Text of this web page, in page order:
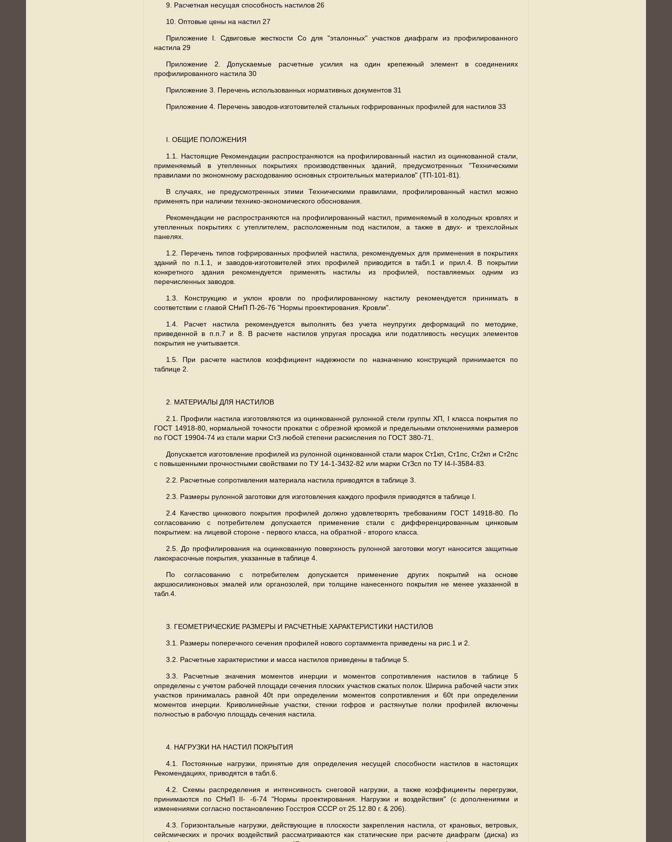
9. Расчетная несущая способность настилов 26
10. Оптовые цены на настил 27
Приложение I. Сдвиговые жесткости Со для "эталонных" участков диафрагм из профилированного
настила 29
Приложение 2. Допускаемые расчетные усилия на один крепежный элемент в соединениях
профилированного настила 30
Приложение 3. Перечень использованных нормативных документов 31
Приложение 4. Перечень заводов-изготовителей стальных гофрированных профилей для настилов 33
I. ОБЩИЕ ПОЛОЖЕНИЯ
1.1. Настоящие Рекомендации распространяются на профилированный настил из оцинкованной стали,
применяемый в утепленных покрытиях производственных зданий, предусмотренных "Техническими
правилами по экономному расходованию основных строительных материалов" (ТП-101-81).
В случаях, не предусмотренных этими Техническими правилами, профилированный настил можно
применять при наличии технико-экономического обоснования.
Рекомендации не распространяются на профилированный настил, применяемый в холодных кровлях и
утепленных покрытиях с утеплителем, расположенным под настилом, а также в двух- и трехслойных
панелях.
1.2. Перечень типов гофрированных профилей настила, рекомендуемых для применения в покрытиях
зданий по п.1.1, и заводов-изготовителей этих профилей приводится в табл.1 и прил.4. В покрытии
конкретного здания рекомендуется применять настилы из профилей, поставляемых одним из
перечисленных заводов.
1.3. Конструкцию и уклон кровли по профилированному настилу рекомендуется принимать в
соответствии с главой СНиП П-26-76 "Нормы проектирования. Кровли".
1.4. Расчет настила рекомендуется выполнять без учета неупругих деформаций по методике,
приведенной в п.п.7 и 8. В расчете настилов упругая просадка или податливость несущих элементов
покрытия не учитывается.
1.5. При расчете настилов коэффициент надежности по назначению конструкций принимается по
таблице 2.
2. МАТЕРИАЛЫ ДЛЯ НАСТИЛОВ
2.1. Профили настила изготовляются из оцинкованной рулонной стели группы ХП, I класса покрытия по
ГОСТ 14918-80, нормальной точности прокатки с обрезной кромкой и предельными отклонениями размеров
по ГОСТ 19904-74 из стали марки СтЗ любой степени раскисления по ГОСТ 380-71.
Допускается изготовление профилей из рулонной оцинкованной стали марок Ст1кп, Ст1пс, Ст2кп и Ст2пс
с повышенными прочностными свойствами по ТУ 14-1-3432-82 или марки СтЗсп по ТУ I4-I-3584-83.
2.2. Расчетные сопротивления материала настила приводятся в таблице 3.
2.3. Размеры рулонной заготовки для изготовления каждого профиля приводятся в таблице I.
2.4 Качество цинкового покрытия профилей должно удовлетворять требованиям ГОСТ 14918-80. По
согласованию с потребителем допускается применение стали с дифференцированным цинковым
покрытием: на лицевой стороне - первого класса, на обратной - второго класса.
2.5. До профилирования на оцинкованную поверхность рулонной заготовки могут наносится защитные
лакокрасочные покрытия, указанные в таблице 4.
По согласованию с потребителем допускается применение других покрытий на основе
акршюсиликоновых эмалей или органозолей, при толщине нанесенного покрытия не менее указанной в
табл.4.
3. ГЕОМЕТРИЧЕСКИЕ РАЗМЕРЫ И РАСЧЕТНЫЕ ХАРАКТЕРИСТИКИ НАСТИЛОВ
3.1. Размеры поперечного сечения профилей нового сортаммента приведены на рис.1 и 2.
3.2. Расчетные характеристики и масса настилов приведены в таблице 5.
3.3. Расчетные значения моментов инерции и моментов сопротивления настилов в таблице 5
определены с учетом рабочей площади сечения плоских участков сжатых полок. Ширина рабочей части этих
участков принималась равной 40t при определении моментов сопротивления и 60t при определении
моментов инерции. Криволинейные участки, стенки гофров и растянутые полки профилей включены
полностью в рабочую площадь сечения настила.
4. НАГРУЗКИ НА НАСТИЛ ПОКРЫТИЯ
4.1. Постоянные нагрузки, принятые для определения несущей способности настилов в настоящих
Рекомендациях, приводятся в табл.6.
4.2. Схемы распределения и интенсивность снеговой нагрузки, а также коэффициенты перегрузки,
принимаются по СНиП II- -6-74 "Нормы проектирования. Нагрузки и воздействия" (с дополнениями и
изменениями согласно постановлению Госстроя СССР от 25.12.80 г. & 206).
4.3. Горизонтальные нагрузки, действующие в плоскости закрепления настила, от крановых, ветровых,
сейсмических и прочих воздействий рассматриваются как статические при расчете диафрагм (диска) из